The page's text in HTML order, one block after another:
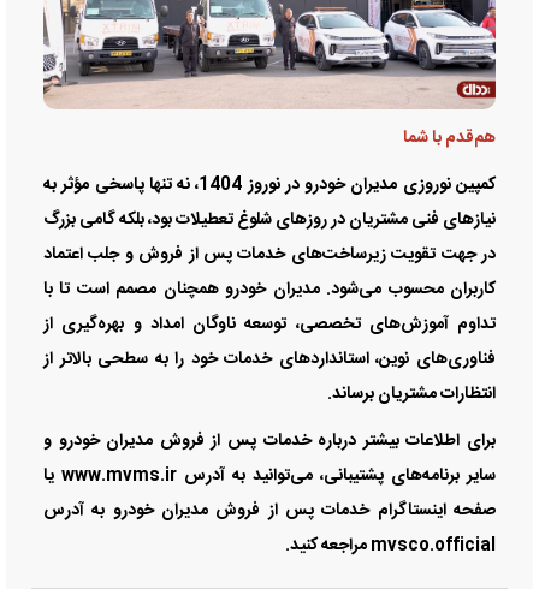
هم‌قدم با شما
کمپین نوروزی مدیران خودرو در نوروز 1404، نه تنها پاسخی مؤثر به
نیازهای فنی مشتریان در روزهای شلوغ تعطیلات بود، بلکه گامی بزرگ
در جهت تقویت زیرساخت‌های خدمات پس از فروش و جلب اعتماد
کاربران محسوب می‌شود. مدیران خودرو همچنان مصمم است تا با
تداوم آموزش‌های تخصصی، توسعه ناوگان امداد و بهره‌گیری از
فناوری‌های نوین، استانداردهای خدمات خود را به سطحی بالاتر از
انتظارات مشتریان برساند.
برای اطلاعات بیشتر درباره خدمات پس از فروش مدیران خودرو و
سایر برنامه‌های پشتیبانی، می‌توانید به آدرس www.mvms.ir یا
صفحه اینستاگرام خدمات پس از فروش مدیران خودرو به آدرس
mvsco.official مراجعه کنید.